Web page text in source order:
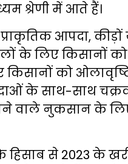
श्रेणी में आते हैं।
आपदा, कीड़ों
के लिए किसानों को
को
के साथ-साथ
वाले नुकसान के
हिसाब से 2023 के